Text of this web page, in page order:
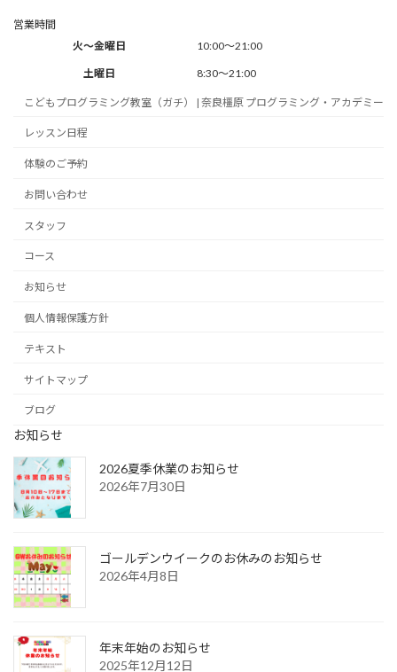
営業時間
火～金曜日
10:00～21:00
土曜日 8:30～21:00
こどもプログラミング教室（ガチ） | 奈良橿原 プログラミング・アカデミー
レッスン日程
体験のご予約
お問い合わせ
スタッフ
コース
お知らせ
個人情報保護方針
テキスト
サイトマップ
ブログ
お知らせ
2026夏季休業のお知らせ
2026年7月30日
ゴールデンウイークのお休みのお知らせ
2026年4月8日
年末年始のお知らせ
2025年12月12日